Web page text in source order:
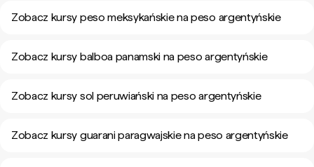
Zobacz kursy peso meksykańskie na peso argentyńskie
Zobacz kursy balboa panamski na peso argentyńskie
Zobacz kursy sol peruwiański na peso argentyńskie
Zobacz kursy guarani paragwajskie na peso argentyńskie